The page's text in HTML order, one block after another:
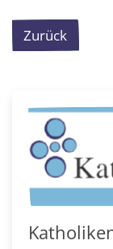
Zurück